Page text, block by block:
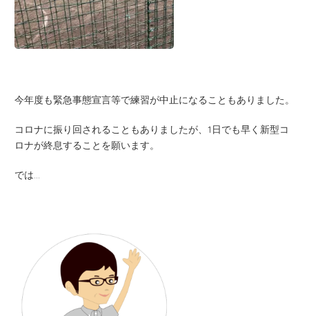
今年度も緊急事態宣言等で練習が中止になることもありました。
コロナに振り回されることもありましたが、1日でも早く新型コ
ロナが終息することを願います。
では…